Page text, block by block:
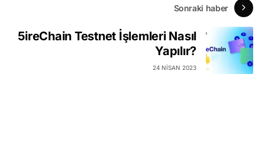
Sonraki haber
5ireChain Testnet İşlemleri Nasıl
Yapılır?
24 NISAN 2023